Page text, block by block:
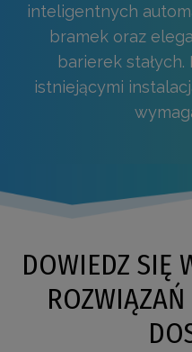
inteligentnych
bramek oraz
barierek stałych.
istniejącymi
DOWIEDZ SIĘ